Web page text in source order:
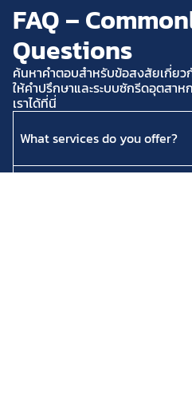
FAQ –
Questions
ค้นหาคำตอบสำหรับข้อสงสัยเกี่ยว
ให้คำปรึกษาและระบบซักรีดอุตสาห
เราได้ที่นี่
What services do you offer?